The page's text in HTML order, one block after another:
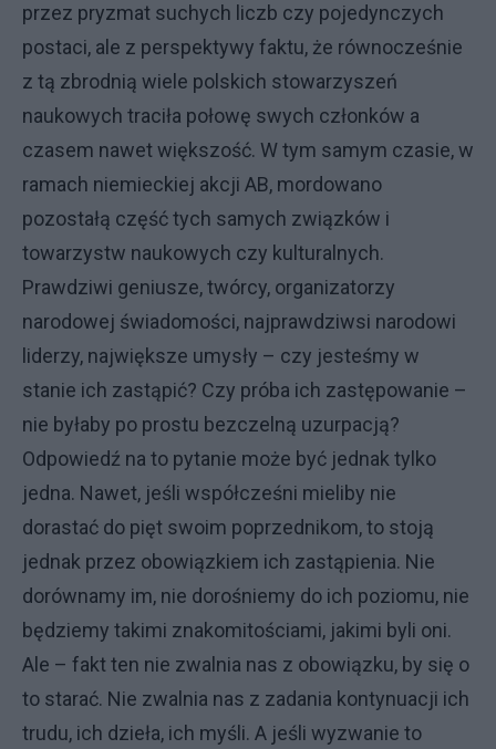
przez pryzmat suchych liczb czy pojedynczych
postaci, ale z perspektywy faktu, że równocześnie
z tą zbrodnią wiele polskich stowarzyszeń
naukowych traciła połowę swych członków a
czasem nawet większość. W tym samym czasie, w
ramach niemieckiej akcji AB, mordowano
pozostałą część tych samych związków i
towarzystw naukowych czy kulturalnych.
Prawdziwi geniusze, twórcy, organizatorzy
narodowej świadomości, najprawdziwsi narodowi
liderzy, największe umysły – czy jesteśmy w
stanie ich zastąpić? Czy próba ich zastępowanie –
nie byłaby po prostu bezczelną uzurpacją?
Odpowiedź na to pytanie może być jednak tylko
jedna. Nawet, jeśli współcześni mieliby nie
dorastać do pięt swoim poprzednikom, to stoją
jednak przez obowiązkiem ich zastąpienia. Nie
dorównamy im, nie dorośniemy do ich poziomu, nie
będziemy takimi znakomitościami, jakimi byli oni.
Ale – fakt ten nie zwalnia nas z obowiązku, by się o
to starać. Nie zwalnia nas z zadania kontynuacji ich
trudu, ich dzieła, ich myśli. A jeśli wyzwanie to